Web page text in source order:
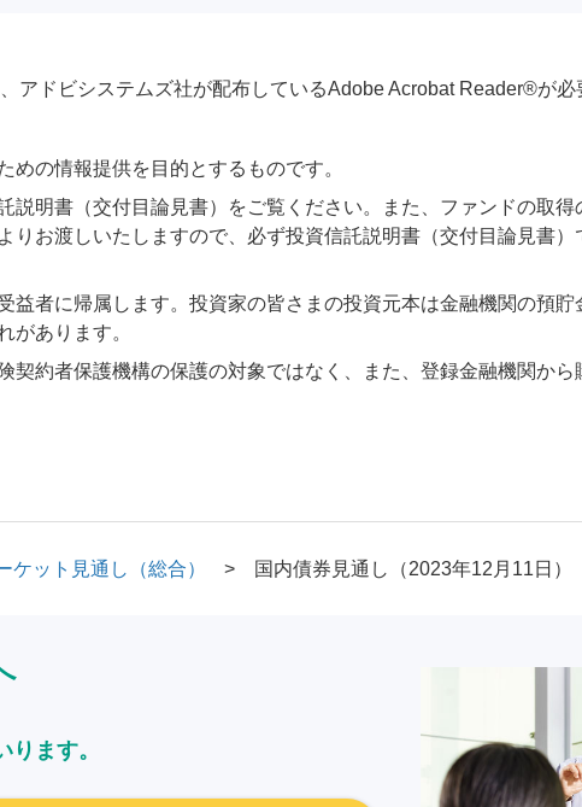
アドビシステムズ社が配布しているAdobe Acrobat Reader®が必
の情報提供を目的とするものです。
説明書（交付目論見書）をご覧ください。また、ファンドの取
りお渡しいたしますので、必ず投資信託説明書（交付目論見書
者に帰属します。投資家の皆さまの投資元本は金融機関の預
があります。
契約者保護機構の保護の対象ではなく、また、登録金融機関か
ケット見通し（総合） 国内債券見通し（2023年12月11日）
ます。